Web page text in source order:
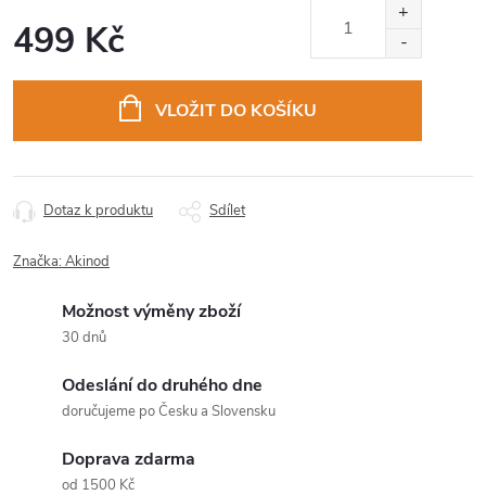
499 Kč
VLOŽIT DO KOŠÍKU
Dotaz k produktu Sdílet
Značka:Akinod
Možnost výměny zboží
30 dnů
Odeslání do druhého dne
doručujeme po Česku a Slovensku
Doprava zdarma
od 1500 Kč